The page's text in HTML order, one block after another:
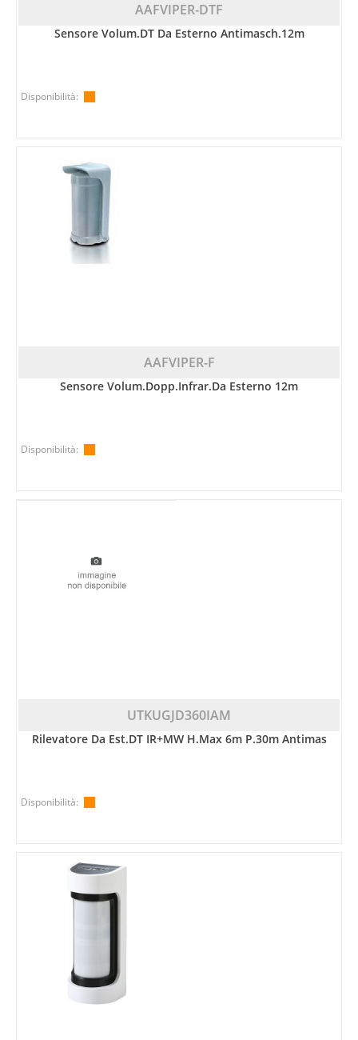
AAFVIPER-DTF
Sensore Volum.DT Da Esterno Antimasch.12m
Disponibilità:
AAFVIPER-F
Sensore Volum.dopp.infrar.da Esterno 12m
Disponibilità:
UTKUGJD360IAM
Rilevatore Da Est.DT IR+MW H.max 6m P.30m Antimas
Disponibilità: